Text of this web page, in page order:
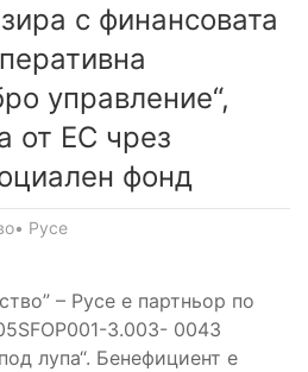
с финансовата
управление“,
от ЕС чрез
фонд
Русе
– Русе е партньор по
3.003- 0043
лупа“. Бенефициент е